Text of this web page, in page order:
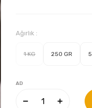
Ağırlık :
1 KG 250 GR
AD